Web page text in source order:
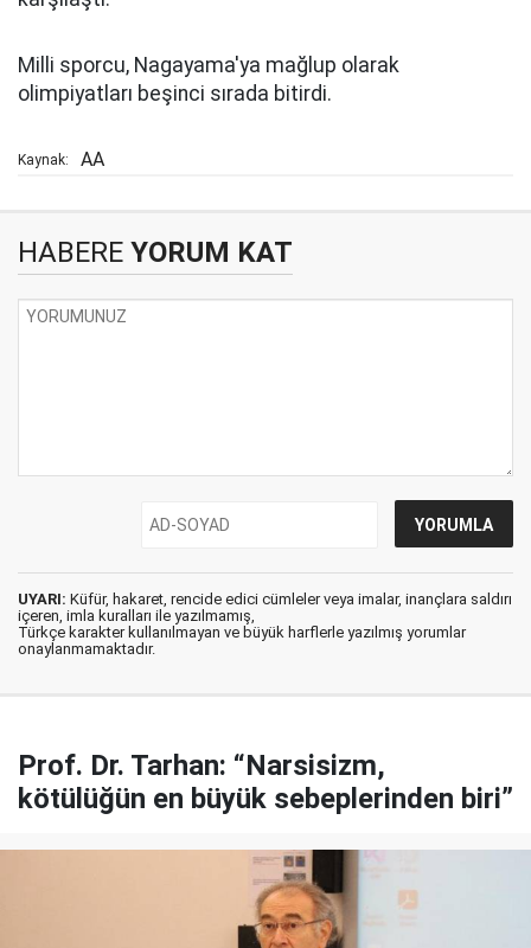
Milli sporcu, Nagayama'ya mağlup olarak
olimpiyatları beşinci sırada bitirdi.
Kaynak: AA
HABERE YORUM KAT
UYARI: Küfür, hakaret, rencide edici cümleler veya imalar, inançlara saldırı
içeren, imla kuralları ile yazılmamış,
Türkçe karakter kullanılmayan ve büyük harflerle yazılmış yorumlar
onaylanmamaktadır.
Prof. Dr. Tarhan: “Narsisizm,
kötülüğün en büyük sebeplerinden biri”